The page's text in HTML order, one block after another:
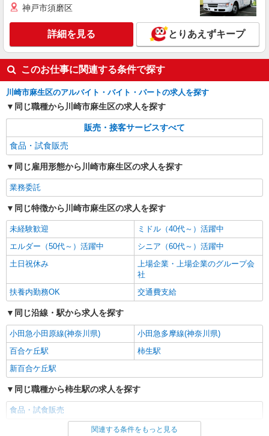
神戸市須磨区
詳細を見る とりあえずキープ
このお仕事に関連する条件で探す
川崎市麻生区のアルバイト・バイト・パートの求人を探す
同じ職種から川崎市麻生区の求人を探す
販売・接客サービスすべて
食品・試食販売
同じ雇用形態から川崎市麻生区の求人を探す
業務委託
同じ特徴から川崎市麻生区の求人を探す
未経験歓迎
ミドル（40代～）活躍中
エルダー（50代～）活躍中
シニア（60代～）活躍中
土日祝休み
上場企業・上場企業のグループ会
社
扶養内勤務OK
交通費支給
同じ沿線・駅から求人を探す
小田急小田原線(神奈川県)
小田急多摩線(神奈川県)
百合ケ丘駅
柿生駅
新百合ケ丘駅
同じ職種から柿生駅の求人を探す
食品・試食販売
同じ雇用形態から柿生駅の求人を探す
関連する条件をもっと見る